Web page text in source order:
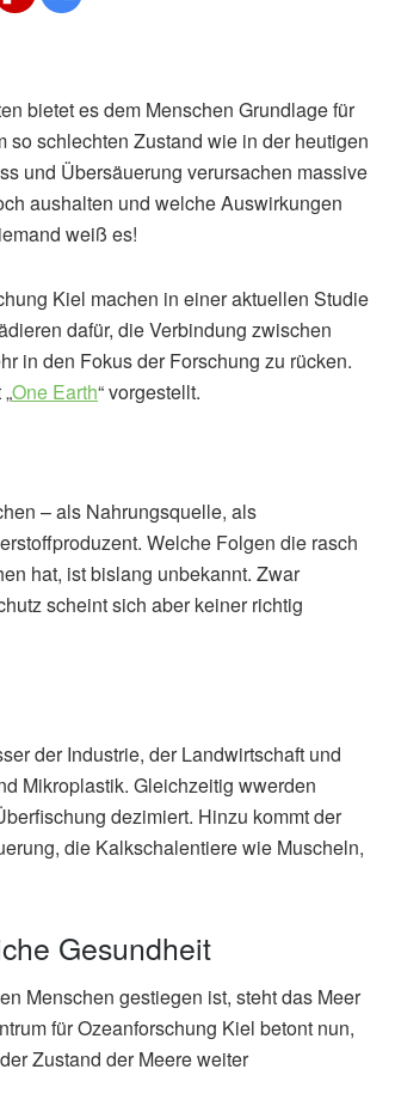
bietet es dem Menschen Grundlage für
schlechten Zustand wie in der heutigen
und Übersäuerung verursachen massive
aushalten und welche Auswirkungen
weiß es!
Kiel machen in einer aktuellen Studie
dafür, die Verbindung zwischen
in den Fokus der Forschung zu rücken.
One Earth“ vorgestellt.
– als Nahrungsquelle, als
Welche Folgen die rasch
hat, ist bislang unbekannt. Zwar
scheint sich aber keiner richtig
der Industrie, der Landwirtschaft und
Mikroplastik. Gleichzeitig wwerden
dezimiert. Hinzu kommt der
die Kalkschalentiere wie Muscheln,
Gesundheit
Menschen gestiegen ist, steht das Meer
für Ozeanforschung Kiel betont nun,
Zustand der Meere weiter